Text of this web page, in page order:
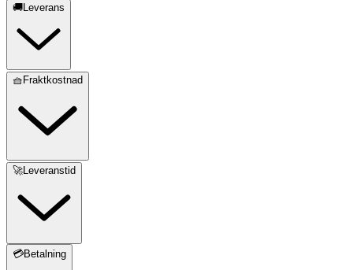
🚚Leverans
🧺Fraktkostnad
🚀Leveranstid
💳Betalning